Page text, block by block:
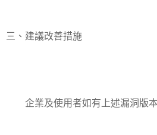
三、建議改善措施
企業及使用者如有上述漏洞版本